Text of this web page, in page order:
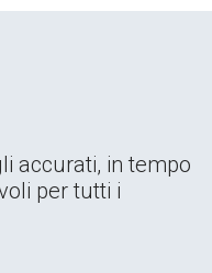
accurati, in tempo
per tutti i